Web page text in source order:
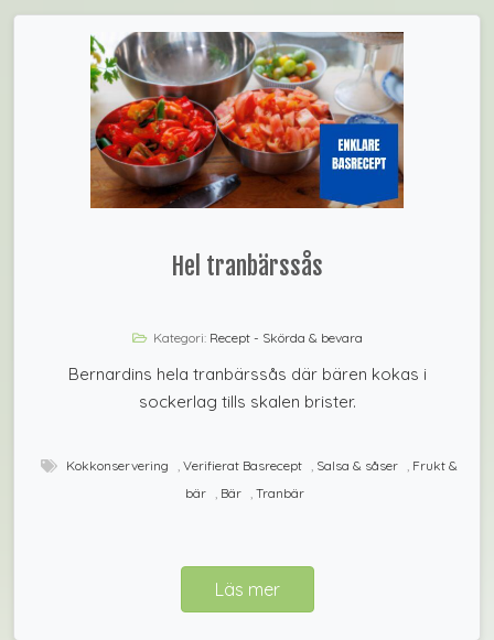
Hel tranbärssås
Kategori: Recept - Skörda & bevara
Bernardins hela tranbärssås där bären kokas i
sockerlag tills skalen brister.
Läs mer
Kokkonservering , Verifierat Basrecept , Salsa & såser , Frukt &
bär , Bär , Tranbär